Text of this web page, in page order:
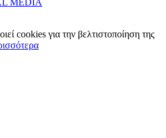
cookies για την βελτιστοποίηση της